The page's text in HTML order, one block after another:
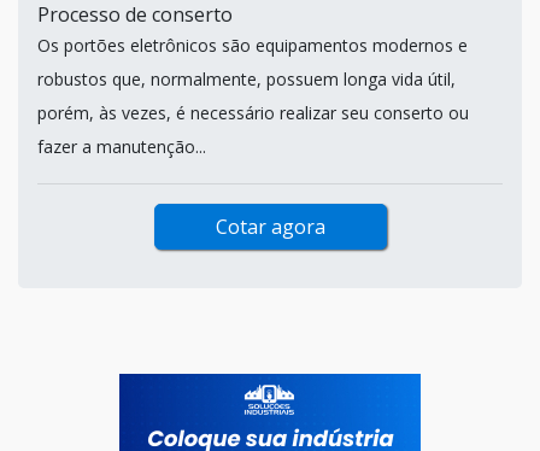
Processo de conserto
Os portões eletrônicos são equipamentos modernos e
robustos que, normalmente, possuem longa vida útil,
porém, às vezes, é necessário realizar seu conserto ou
fazer a manutenção...
Cotar agora